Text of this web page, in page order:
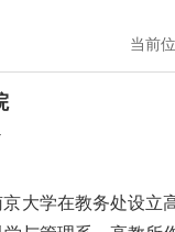
当前
京大学在教务处设立